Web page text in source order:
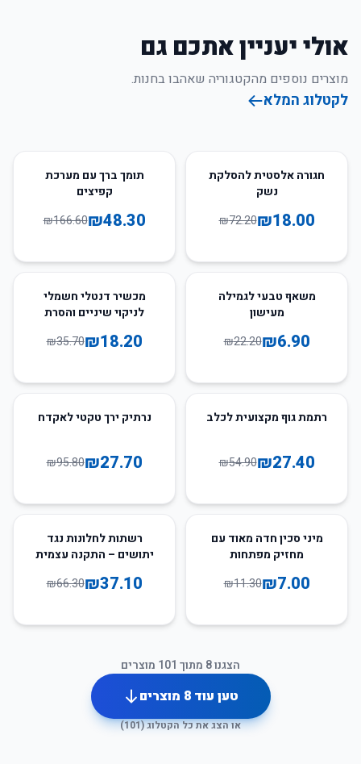
אולי יעניין אתכם גם
מוצרים נוספים מהקטגוריה שאהבו בחנות.
לקטלוג המלא
75
חגורה אלסטית להסלקת
נשק
₪18.00
₪72.20
תומך ברך עם מערכת
קפיצים
₪48.30
₪166.60
משאף טבעי לגמילה
מעישון
₪6.90
₪22.20
49מכשיר דנטלי חשמלי
לניקוי שיניים והסרת
₪18.20
₪35.70
50
רתמת גוף מקצועית לכלב
₪27.40
₪54.90
71
נרתיק ירך טקטי לאקדח
₪27.70
₪95.80
38
מיני סכין חדה מאוד עם
מחזיק מפתחות
₪7.00
₪11.30
רשתות לחלונות נגד
יתושים – התקנה עצמית
₪37.10
₪66.30
הצגנו8 מתוך 101 מוצרים
טען עוד8 מוצרים
או הצג את כל הקטלוג (101
)